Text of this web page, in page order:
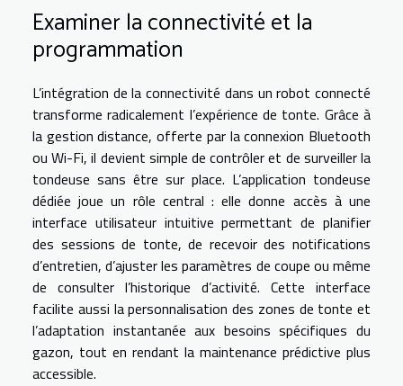
Examiner la connectivité et la
programmation
L’intégration de la connectivité dans un robot connecté
transforme radicalement l’expérience de tonte. Grâce à
la gestion distance, offerte par la connexion Bluetooth
ou Wi-Fi, il devient simple de contrôler et de surveiller la
tondeuse sans être sur place. L’application tondeuse
dédiée joue un rôle central : elle donne accès à une
interface utilisateur intuitive permettant de planifier
des sessions de tonte, de recevoir des notifications
d’entretien, d’ajuster les paramètres de coupe ou même
de consulter l’historique d’activité. Cette interface
facilite aussi la personnalisation des zones de tonte et
l’adaptation instantanée aux besoins spécifiques du
gazon, tout en rendant la maintenance prédictive plus
accessible.